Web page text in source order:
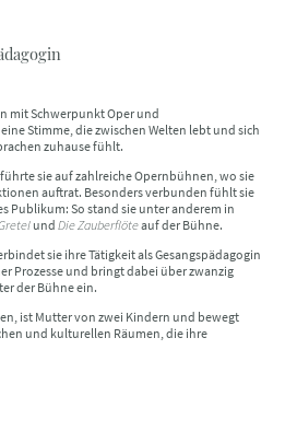
mit Schwerpunkt Oper und
Stimme, die zwischen Welten lebt und sich
zuhause fühlt.
sie auf zahlreiche Opernbühnen, wo sie
auftrat. Besonders verbunden fühlt sie
Publikum: So stand sie unter anderem in
und Die Zauberflöteauf der Bühne.
sie ihre Tätigkeit als Gesangspädagogin
Prozesse und bringt dabei über zwanzig
der Bühne ein.
ist Mutter von zwei Kindern und bewegt
und kulturellen Räumen, die ihre